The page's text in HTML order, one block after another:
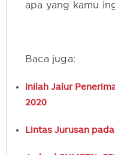
apa yang kamu
Baca juga:
Inilah Jalur
2020
Lintas Jurusan